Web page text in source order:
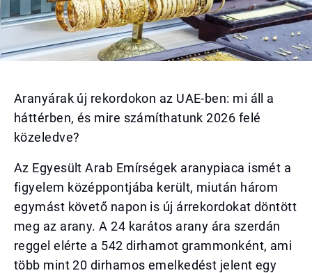
Aranyárak új rekordokon az UAE-ben: mi áll a
háttérben, és mire számíthatunk 2026 felé
közeledve?
Az Egyesült Arab Emírségek aranypiaca ismét a
figyelem középpontjába került, miután három
egymást követő napon is új árrekordokat döntött
meg az arany. A 24 karátos arany ára szerdán
reggel elérte a 542 dirhamot grammonként, ami
több mint 20 dirhamos emelkedést jelent egy